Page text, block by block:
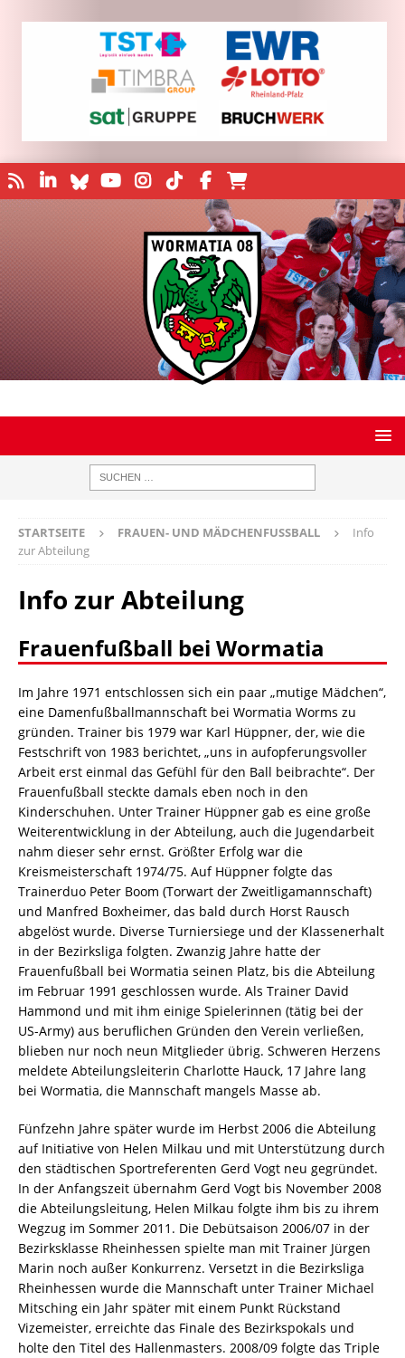
STARTSEITE FRAUEN- UND MÄDCHENFUSSBALL
Info
zur Abteilung
Info zur Abteilung
Frauenfußball bei Wormatia
Im Jahre 1971 entschlossen sich ein paar „mutige Mädchen“,
eine Damenfußballmannschaft bei Wormatia Worms zu
gründen. Trainer bis 1979 war Karl Hüppner, der, wie die
Festschrift von 1983 berichtet, „uns in aufopferungsvoller
Arbeit erst einmal das Gefühl für den Ball beibrachte“. Der
Frauenfußball steckte damals eben noch in den
Kinderschuhen. Unter Trainer Hüppner gab es eine große
Weiterentwicklung in der Abteilung, auch die Jugendarbeit
nahm dieser sehr ernst. Größter Erfolg war die
Kreismeisterschaft 1974/75. Auf Hüppner folgte das
Trainerduo Peter Boom (Torwart der Zweitligamannschaft)
und Manfred Boxheimer, das bald durch Horst Rausch
abgelöst wurde. Diverse Turniersiege und der Klassenerhalt
in der Bezirksliga folgten. Zwanzig Jahre hatte der
Frauenfußball bei Wormatia seinen Platz, bis die Abteilung
im Februar 1991 geschlossen wurde. Als Trainer David
Hammond und mit ihm einige Spielerinnen (tätig bei der
US-Army) aus beruflichen Gründen den Verein verließen,
blieben nur noch neun Mitglieder übrig. Schweren Herzens
meldete Abteilungsleiterin Charlotte Hauck, 17 Jahre lang
bei Wormatia, die Mannschaft mangels Masse ab.
Fünfzehn Jahre später wurde im Herbst 2006 die Abteilung
auf Initiative von Helen Milkau und mit Unterstützung durch
den städtischen Sportreferenten Gerd Vogt neu gegründet.
In der Anfangszeit übernahm Gerd Vogt bis November 2008
die Abteilungsleitung, Helen Milkau folgte ihm bis zu ihrem
Wegzug im Sommer 2011. Die Debütsaison 2006/07 in der
Bezirksklasse Rheinhessen spielte man mit Trainer Jürgen
Marin noch außer Konkurrenz. Versetzt in die Bezirksliga
Rheinhessen wurde die Mannschaft unter Trainer Michael
Mitsching ein Jahr später mit einem Punkt Rückstand
Vizemeister, erreichte das Finale des Bezirkspokals und
holte den Titel des Hallenmasters. 2008/09 folgte das Triple